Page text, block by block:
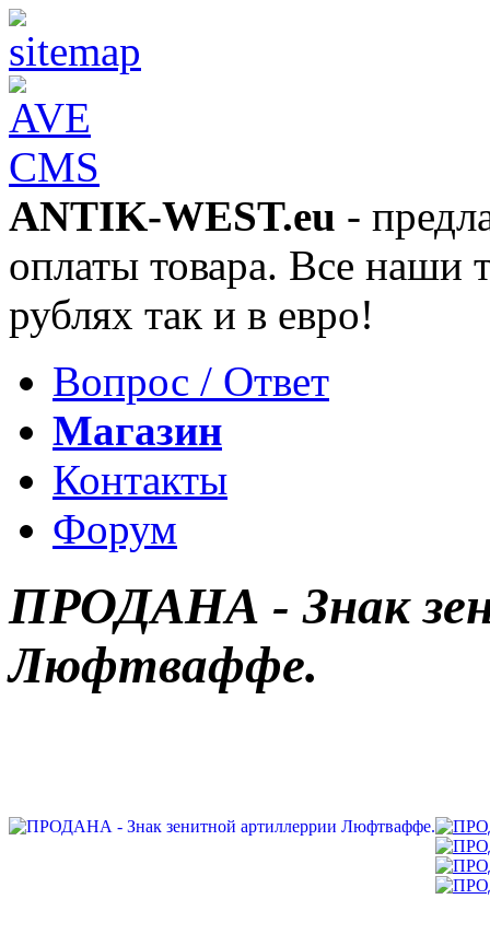
ANTIK-WEST.eu -
оплаты товара. Все наши
рублях так и в евро!
Вопрос / Ответ
Магазин
Контакты
Форум
ПРОДАНА - Знак
Люфтваффе.